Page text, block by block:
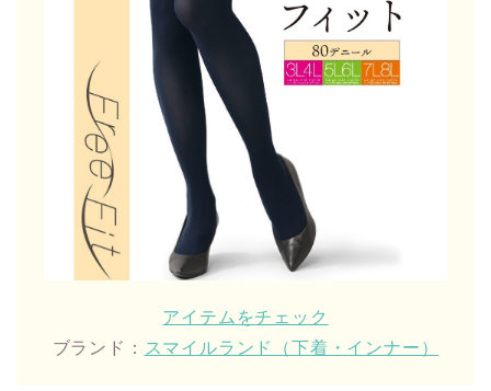
アイテムをチェック
ブランド： スマイルランド（下着・インナー）